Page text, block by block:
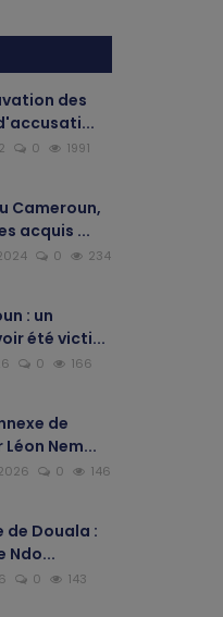
des
0 1991
Cameroun,
acquis ...
0 234
: un
été victi...
0 166
de
Nem...
0 146
Douala :
Ndo...
0 143